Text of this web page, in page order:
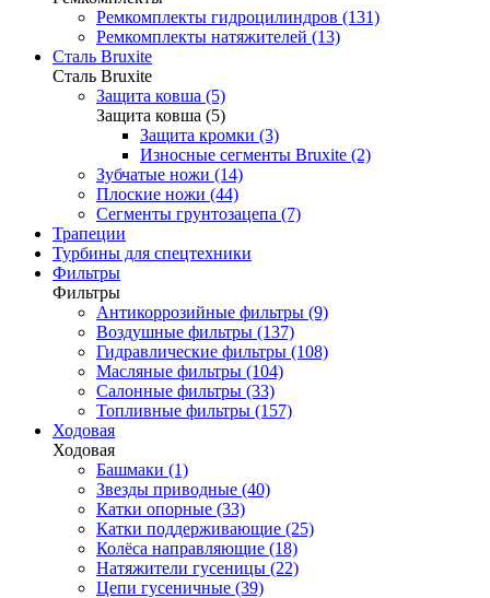
Ремкомплекты гидроцилиндров (131)
Ремкомплекты натяжителей (13)
Сталь Bruxite
Сталь Bruxite
Защита ковша (5)
Защита ковша (5)
Защита кромки (3)
Износные сегменты Bruxite (2)
Зубчатые ножи (14)
Плоские ножи (44)
Сегменты грунтозацепа (7)
Трапеции
Турбины для спецтехники
Фильтры
Фильтры
Антикоррозийные фильтры (9)
Воздушные фильтры (137)
Гидравлические фильтры (108)
Масляные фильтры (104)
Салонные фильтры (33)
Топливные фильтры (157)
Ходовая
Ходовая
Башмаки (1)
Звезды приводные (40)
Катки опорные (33)
Катки поддерживающие (25)
Колёса направляющие (18)
Натяжители гусеницы (22)
Цепи гусеничные (39)